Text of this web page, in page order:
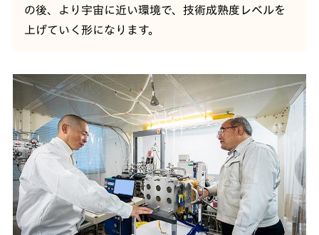
の後、より宇宙に近い環境で、技術成熟度レベルを
上げていく形になります。